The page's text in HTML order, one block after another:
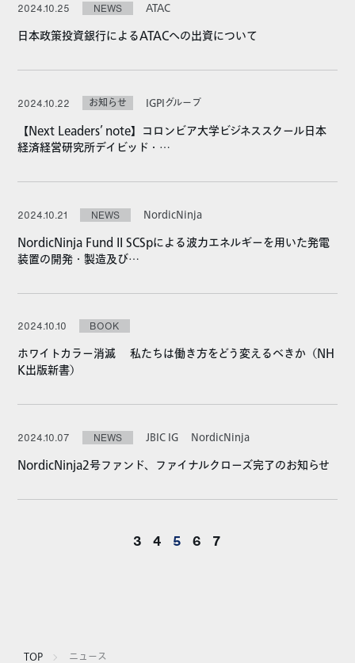
2024.10.25 NEWS ATAC
日本政策投資銀行によるATACへの出資について
2024.10.22 お知らせ IGPIグループ
【Next Leaders’ note】コロンビア大学ビジネススクール日本
経済経営研究所デイビッド・…
2024.10.21 NEWS NordicNinja
NordicNinja Fund II SCSpによる波力エネルギーを用いた発電
装置の開発・製造及び…
2024.10.10 BOOK
ホワイトカラー消滅 私たちは働き方をどう変えるべきか（NH
K出版新書）
2024.10.07 NEWS JBIC IG NordicNinja
NordicNinja2号ファンド、ファイナルクローズ完了のお知らせ
3 4 5 6 7
TOP ニュース